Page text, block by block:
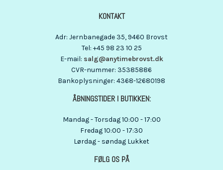
KONTAKT
Adr: Jernbanegade 35, 9460 Brovst
Tel: +45 98 23 10 25
E-mail: salg@anytimebrovst.dk
CVR-nummer: 35385886
Bankoplysninger: 4368-12680198
ÅBNINGSTIDER I BUTIKKEN:
Mandag - Torsdag 10:00 - 17:00
Fredag 10:00 - 17:30
Lørdag - søndag Lukket
FØLG OS PÅ